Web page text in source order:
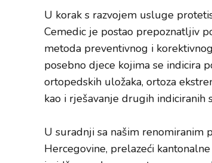
U korak s razvojem usluge
Cemedic je postao prepoznatljiv
metoda preventivnog i
posebno djece kojima se indicira
ortopedskih uložaka, ortoza
kao i rješavanje drugih indiciranih
U suradnji sa našim renomiranim
Hercegovine, prelazeći